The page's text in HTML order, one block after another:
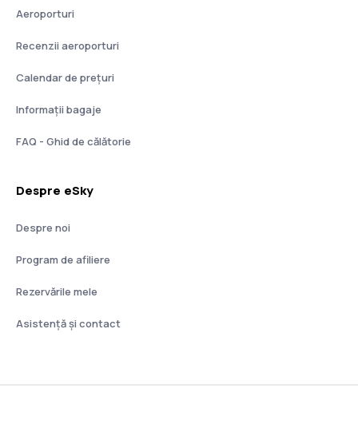
Aeroporturi
Recenzii aeroporturi
Calendar de prețuri
Informații bagaje
FAQ - Ghid de călătorie
Despre eSky
Despre noi
Program de afiliere
Rezervările mele
Asistenţă şi contact